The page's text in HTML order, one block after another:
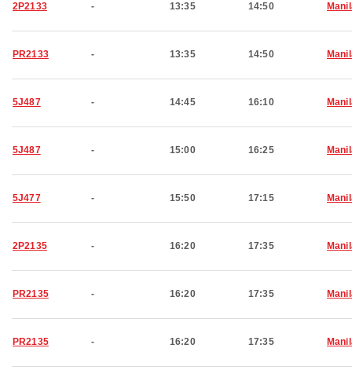
2P2133 - 13:35 14:50
PR2133 - 13:35 14:50
5J487 - 14:45 16:10
5J487 - 15:00 16:25
5J477 - 15:50 17:15
2P2135 - 16:20 17:35
PR2135 - 16:20 17:35
PR2135 - 16:20 17:35